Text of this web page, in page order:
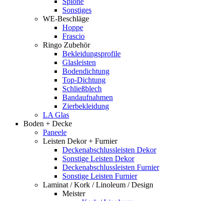
Sonstiges
WE-Beschläge
Hoppe
Frascio
Ringo Zubehör
Bekleidungsprofile
Glasleisten
Bodendichtung
Top-Dichtung
Schließblech
Bandaufnahmen
Zierbekleidung
LA Glas
Boden + Decke
Paneele
Leisten Dekor + Furnier
Deckenabschlussleisten Dekor
Sonstige Leisten Dekor
Deckenabschlussleisten Furnier
Sonstige Leisten Furnier
Laminat / Kork / Linoleum / Design
Meister